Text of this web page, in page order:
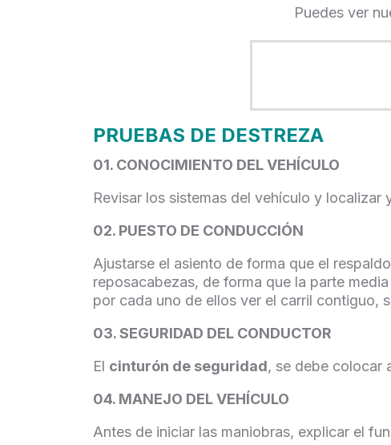
Puedes ver
PRUEBAS DE DESTREZA
01. CONOCIMIENTO DEL VEHÍCULO
Revisar los sistemas del vehículo y localizar
02. PUESTO DE CONDUCCIÓN
Ajustarse el asiento de forma que el
reposacabezas, de forma que la parte
por cada uno de ellos ver el carril contiguo,
03. SEGURIDAD DEL CONDUCTOR
El cinturón de seguridad, se debe colocar
04. MANEJO DEL VEHÍCULO
Antes de iniciar las maniobras, explicar el